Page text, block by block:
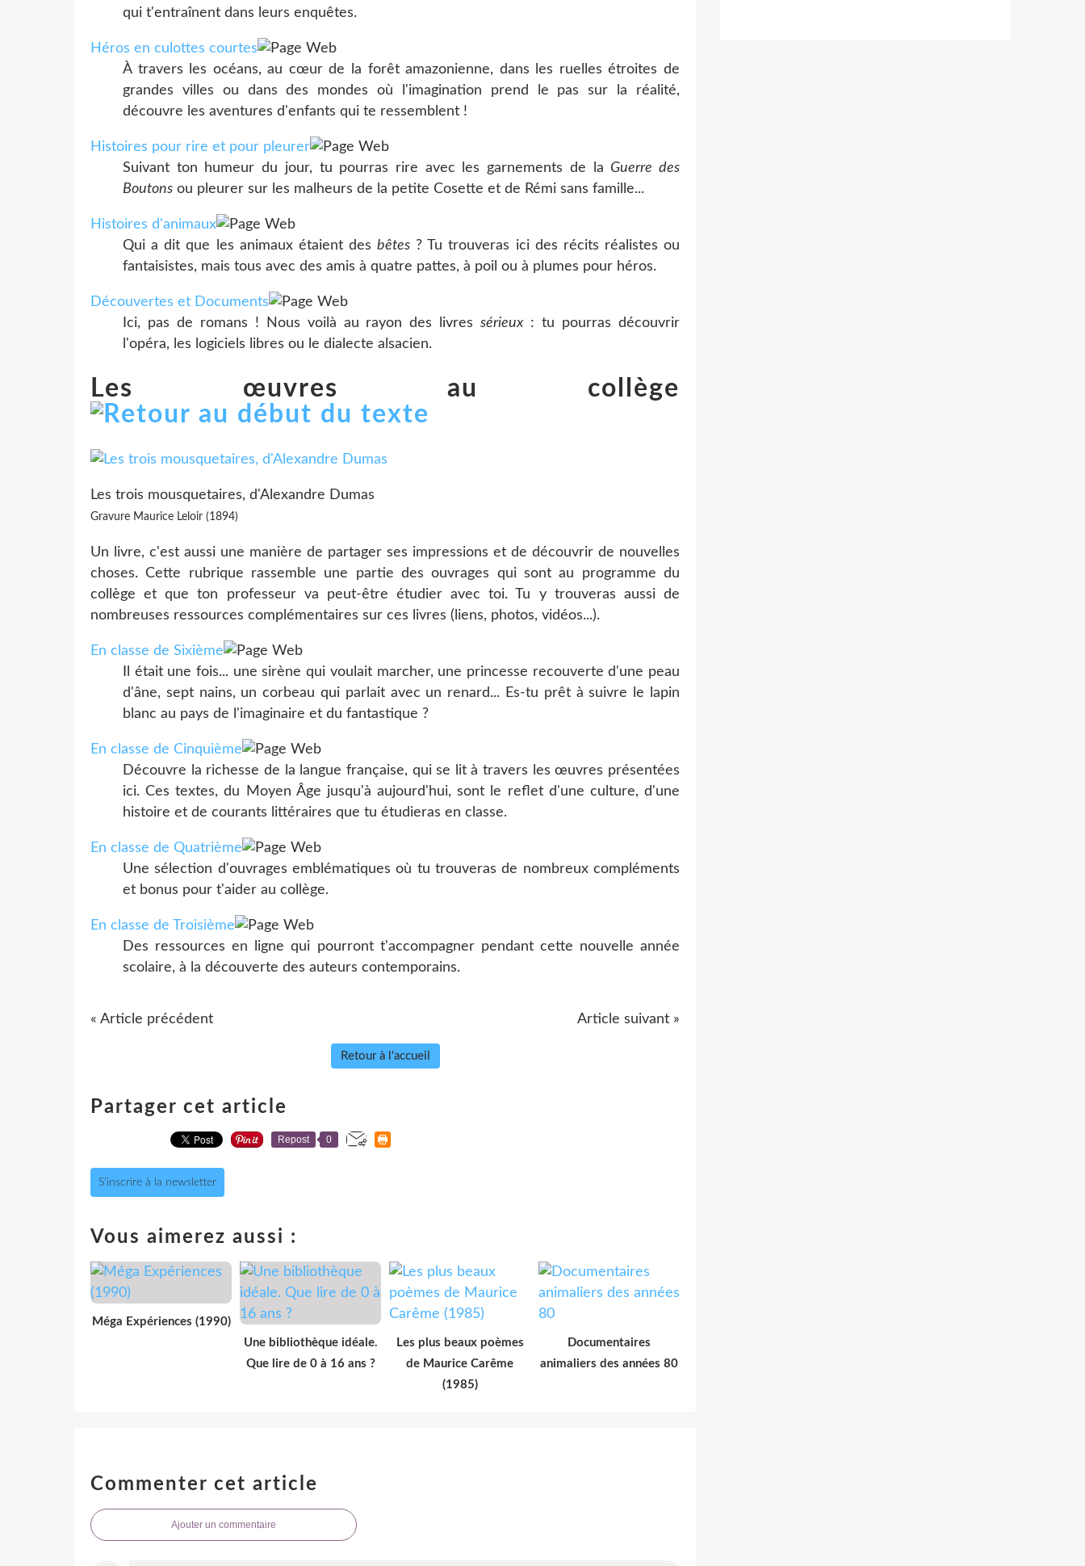
qui t'entraînent dans leurs enquêtes.
Héros en culottes courtes
À travers les océans, au cœur de la forêt amazonienne, dans les ruelles étroites de
grandes villes ou dans des mondes où l'imagination prend le pas sur la réalité,
découvre les aventures d'enfants qui te ressemblent !
Histoires pour rire et pour pleurer
Suivant ton humeur du jour, tu pourras rire avec les garnements de la Guerre des
Boutons ou pleurer sur les malheurs de la petite Cosette et de Rémi sans famille...
Histoires d'animaux
Qui a dit que les animaux étaient des bêtes ? Tu trouveras ici des récits réalistes ou
fantaisistes, mais tous avec des amis à quatre pattes, à poil ou à plumes pour héros.
Découvertes et Documents
Ici, pas de romans ! Nous voilà au rayon des livressérieux : tu pourras découvrir
l'opéra, les logiciels libres ou le dialecte alsacien.
Les œuvres au collège
Les trois mousquetaires, d'Alexandre Dumas
Gravure Maurice Leloir (1894)
Un livre, c'est aussi une manière de partager ses impressions et de découvrir de nouvelles
choses. Cette rubrique rassemble une partie des ouvrages qui sont au programme du
collège et que ton professeur va peut-être étudier avec toi. Tu y trouveras aussi de
nombreuses ressources complémentaires sur ces livres (liens, photos, vidéos...).
En classe de Sixième
Il était une fois... une sirène qui voulait marcher, une princesse recouverte d'une peau
d'âne, sept nains, un corbeau qui parlait avec un renard... Es-tu prêt à suivre le lapin
blanc au pays de l'imaginaire et du fantastique ?
En classe de Cinquième
Découvre la richesse de la langue française, qui se lit à travers les œuvres présentées
ici. Ces textes, du Moyen Âge jusqu'à aujourd'hui, sont le reflet d'une culture, d'une
histoire et de courants littéraires que tu étudieras en classe.
En classe de Quatrième
Une sélection d'ouvrages emblématiques où tu trouveras de nombreux compléments
et bonus pour t'aider au collège.
En classe de Troisième
Des ressources en ligne qui pourront t'accompagner pendant cette nouvelle année
scolaire, à la découverte des auteurs contemporains.
« Article précédent Article suivant »
Retour à l'accueil
Partager cet article
Repost 0
S'inscrire à la newsletter
Vous aimerez aussi :
Méga Expériences (1990)
Une bibliothèque idéale.
Que lire de 0 à 16 ans ?
Les plus beaux poèmes
de Maurice Carême
(1985)
Documentaires
animaliers des années 80
Commenter cet article
Ajouter un commentaire